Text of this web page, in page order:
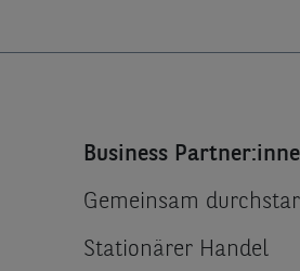
Business
Gemeinsam
Stationärer Handel